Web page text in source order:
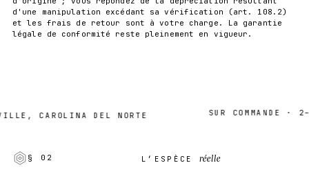
d'une manipulation excédant sa vérification (art. 108.2)
et les frais de retour sont à votre charge. La garantie
légale de conformité reste pleinement en vigueur.
CAROLINA DEL NORTE SUR COMMANDE · 2–7
§ 02 L’ESPÈCEréelle